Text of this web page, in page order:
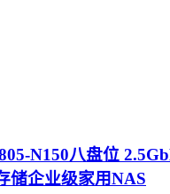
N150八盘位
储企业级家用NAS